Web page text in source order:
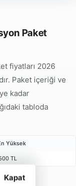
Kapat
Paket
fiyatları 2026
Paket içeriği ve
kadar
tabloda
Yüksek
TL